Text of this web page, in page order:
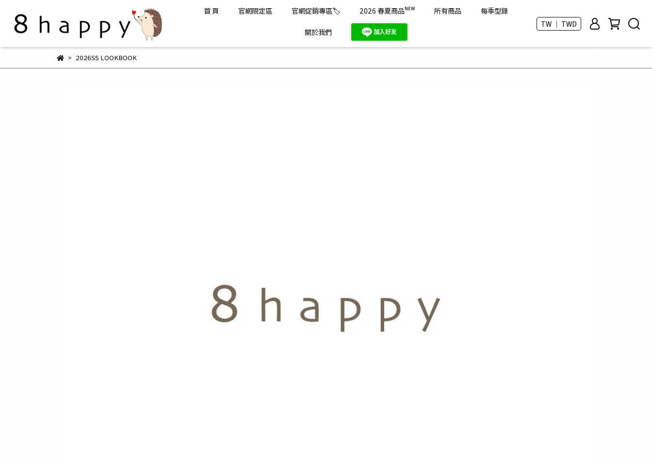
首 頁 官網限定區 官網促銷專區🏷️ 2026 春夏商品ᴺᴱᵂ 所有商品 每季型錄
關於我們
TW ｜ TWD
2026SS LOOKBOOK